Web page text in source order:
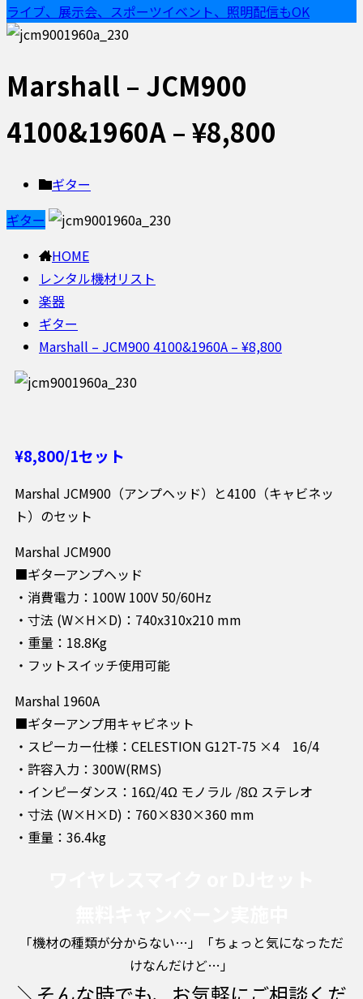
ライブ、展示会、スポーツイベント、照明配信もOK
Marshall – JCM900
4100&1960A – ¥8,800
ギター
ギター
HOME
レンタル機材リスト
楽器
ギター
Marshall – JCM900 4100&1960A – ¥8,800
¥8,800/1セット
Marshal JCM900（アンプヘッド）と4100（キャビネッ
ト）のセット
Marshal JCM900
■ギターアンプヘッド
・消費電力：100W 100V 50/60Hz
・寸法 (W×H×D)：740x310x210 mm
・重量：18.8Kg
・フットスイッチ使用可能
Marshal 1960A
■ギターアンプ用キャビネット
・スピーカー仕様：CELESTION G12T-75 ×4 16/4
・許容入力：300W(RMS)
・インピーダンス：16Ω/4Ω モノラル /8Ω ステレオ
・寸法 (W×H×D)：760×830×360 mm
・重量：36.4kg
「機材の種類が分からない…」「ちょっと気になっただ
けなんだけど…」